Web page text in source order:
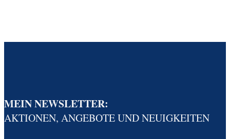
MEIN NEWSLETTER:
AKTIONEN, ANGEBOTE UND NEUIGKEITEN